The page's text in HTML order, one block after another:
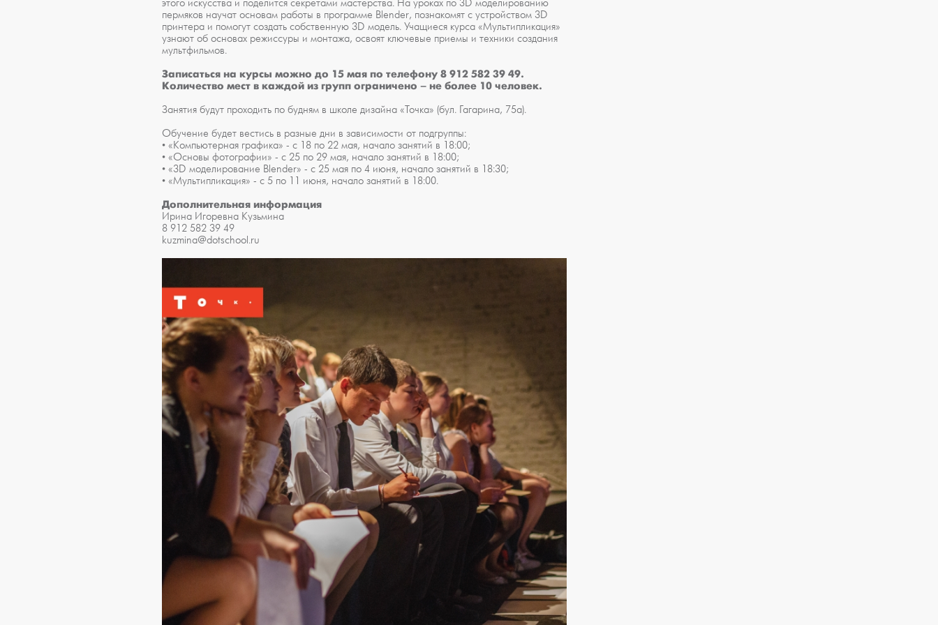
этого искусства и поделится секретами мастерства. На уроках по 3D моделированию
пермяков научат основам работы в программе Blender, познакомят с устройством 3D
принтера и помогут создать собственную 3D модель. Учащиеся курса «Мультипликация»
узнают об основах режиссуры и монтажа, освоят ключевые приемы и техники создания
мультфильмов.
Записаться на курсы можно до 15 мая по телефону 8 912 582 39 49.
Количество мест в каждой из групп ограничено – не более 10 человек.
Занятия будут проходить по будням в школе дизайна «Точка» (бул. Гагарина, 75а).
Обучение будет вестись в разные дни в зависимости от подгруппы:
• «Компьютерная графика» - с 18 по 22 мая, начало занятий в 18:00;
• «Основы фотографии» - с 25 по 29 мая, начало занятий в 18:00;
• «3D моделирование Blender» - с 25 мая по 4 июня, начало занятий в 18:30;
• «Мультипликация» - с 5 по 11 июня, начало занятий в 18:00.
Дополнительная информация
Ирина Игоревна Кузьмина
8 912 582 39 49
kuzmina@dotschool.ru